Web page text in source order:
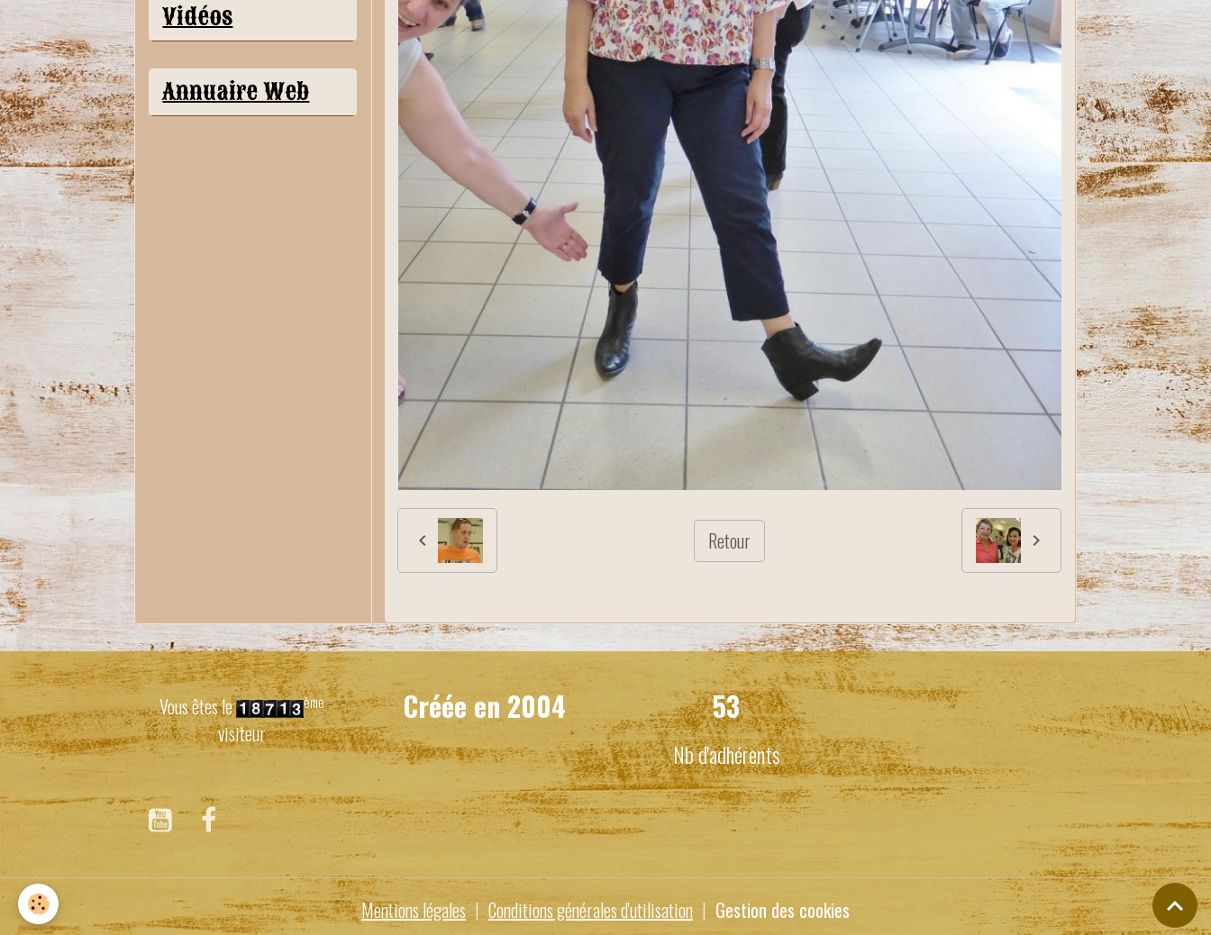
Retour
Vidéos
Annuaire Web
Vous êtes le ème
visiteur
Créée en 2004 53
Nb d'adhérents
Mentions légales Conditions générales d'utilisation Gestion des cookies